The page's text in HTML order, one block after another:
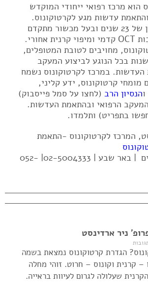
הוא מרכז רפואי ייחודי המוקדש
עדשות מגע לקרטוקונוס.
המרכז בעל ניסיון של 23 שנים ובעל מכשור מתקדם
לבדיקת העין לרבות OCT קדמי ומיפוי קרנית אחורי.
מחויבים לטובת המטופלים,
בכל הנוגע לביצוע המעקב
העדשות. במרכז לקרטוקונוס נשמח
קרטוקונוס, ידע קליני,
הנסיון הרב (לחצו על סמל פייסבוק)
הרפואי ובהתאמת העדשות.
בתפריט) ותלמדו.
המרכז לקרטוקונוס -התאמת
מודיעין | ירושלים | באר שבע | 02-5004333| 052-
ניר ארדינסט
הגדרת קרטוקונוס נמצאת בשמה
קרנית וקונוס – חרוט. זוהי מחלה
שעלולה לגרום לעיוות בראייה.